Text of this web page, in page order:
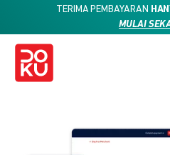
TERIMA PEMBAYARAN
MULAI